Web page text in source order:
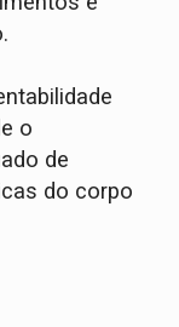
o
de
do corpo